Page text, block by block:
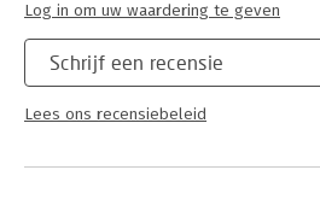
Schrijf een recensie
Lees ons recensiebeleid
Log in om uw waardering te geven